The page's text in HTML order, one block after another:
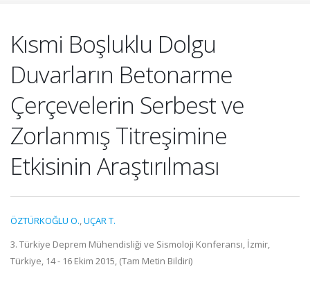
Kısmi Boşluklu Dolgu
Duvarların Betonarme
Çerçevelerin Serbest ve
Zorlanmış Titreşimine
Etkisinin Araştırılması
ÖZTÜRKOĞLU O.,UÇAR T.
3. Türkiye Deprem Mühendisliği ve Sismoloji Konferansı, İzmir,
Türkiye, 14 - 16 Ekim 2015, (Tam Metin Bildiri)